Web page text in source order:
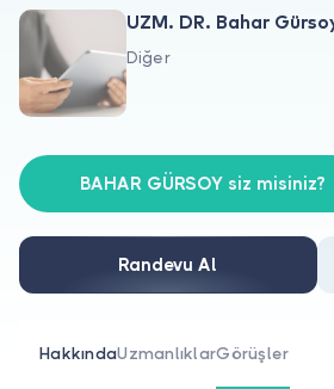
Hakkımızda
Doktorlar için
Doktor musunuz?
UZM. DR. Bahar
Diğer
BAHAR GÜRSOY siz misiniz?
Randevu Al
HakkındaUzmanlıklarGörüşler